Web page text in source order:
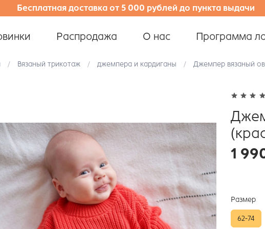
Бесплатная доставка от 5 000 рублей до пункта выдачи
Распродажа О нас Программа
Вязаный трикотаж джемпера и кардиганы Джемпер вязаный
1
Размер
62-74